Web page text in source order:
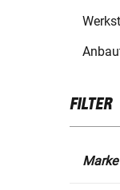
FILTER
Marke